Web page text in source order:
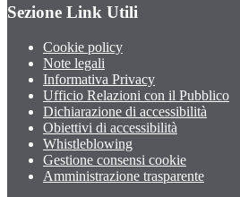
Sezione Link Utili
Cookie policy
Note legali
Informativa Privacy
Ufficio Relazioni con il Pubblico
Dichiarazione di accessibilità
Obiettivi di accessibilità
Whistleblowing
Gestione consensi cookie
Amministrazione trasparente